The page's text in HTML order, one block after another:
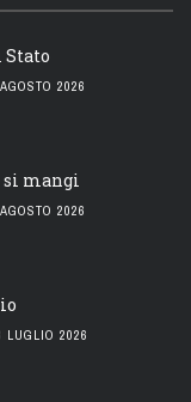
Stato
2026
si mangi
2026
LUGLIO 2026